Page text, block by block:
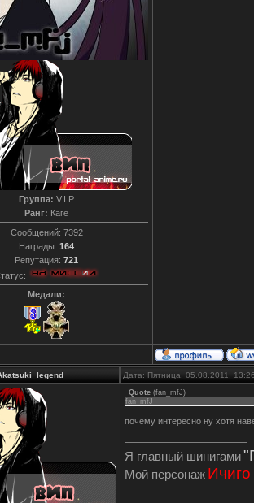
Группа: V.I.P
Ранг: Каге
Сообщений: 7392
Награды: 164
Репутация: 721
Медали:
Дата: Пятница, 05.08.2011,
Quote (fan_mfJ )
fan_mfJ
почему интересно ну хотя
Я главный шинигами
Мой персонаж